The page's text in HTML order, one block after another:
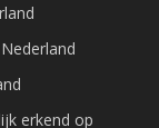
erkend op